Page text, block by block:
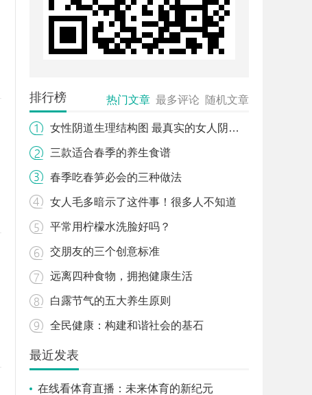
排行榜 热门文章 最多评论 随机文章
女性阴道生理结构图 最真实的女人阴道图片
三款适合春季的养生食谱
春季吃春笋必会的三种做法
女人毛多暗示了这件事！很多人不知道
平常用柠檬水洗脸好吗？
交朋友的三个创意标准
远离四种食物，拥抱健康生活
白露节气的五大养生原则
全民健康：构建和谐社会的基石
最近发表
在线看体育直播：未来体育的新纪元